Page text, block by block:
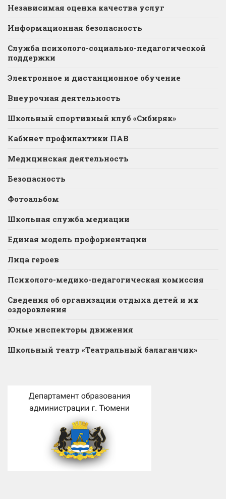
Независимая оценка качества услуг
Информационная безопасность
Служба психолого-социально-педагогической
поддержки
Электронное и дистанционное обучение
Внеурочная деятельность
Школьный спортивный клуб «Сибиряк»
Кабинет профилактики ПАВ
Медицинская деятельность
Безопасность
Фотоальбом
Школьная служба медиации
Единая модель профориентации
Лица героев
Психолого-медико-педагогическая комиссия
Сведения об организации отдыха детей и их
оздоровления
Юные инспекторы движения
Школьный театр «Театральный балаганчик»